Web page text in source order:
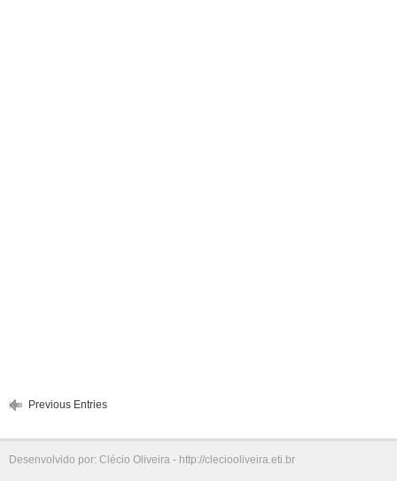
Previous Entries
Desenvolvido por: Clécio Oliveira - http://cleciooliveira.eti.br